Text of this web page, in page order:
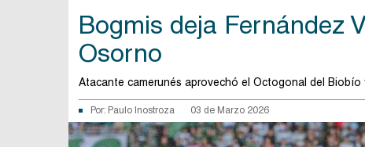
Bogmis deja Fernández
Osorno
Atacante camerunés aprovechó el Octogonal del
Por: Paulo Inostroza 03 de Marzo 2026